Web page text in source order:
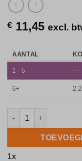
€ 11,45 excl.
AANTAL
1 - 5 —
6+
Luxardo Sambuca
1x